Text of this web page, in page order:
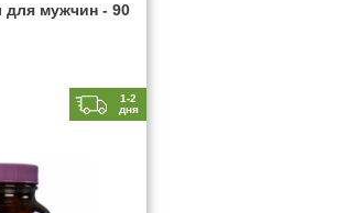
мужчин - 90
1-2
дня